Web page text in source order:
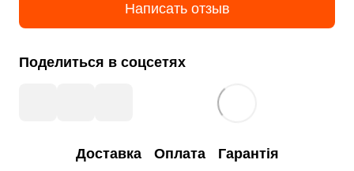
Написать отзыв
Поделиться в соцсетях
Доставка Оплата Гарантія